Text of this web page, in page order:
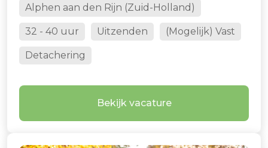
Alphen aan den Rijn (Zuid-Holland)
32 - 40 uur Uitzenden (Mogelijk) Vast
Detachering
Bekijk vacature